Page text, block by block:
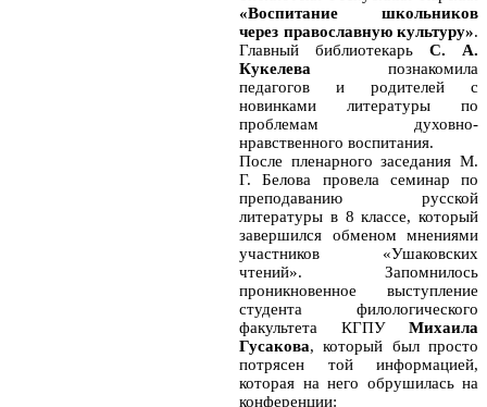
«Воспитание школьников
через православную культуру».
Главный библиотекарь С. А.
Кукелева познакомила
педагогов и родителей с
новинками литературы по
проблемам духовно-
нравственного воспитания.
После пленарного заседания М.
Г. Белова провела семинар по
преподаванию русской
литературы в 8 классе, который
завершился обменом мнениями
участников «Ушаковских
чтений». Запомнилось
проникновенное выступление
студента филологического
факультета КГПУ Михаила
Гусакова, который был просто
потрясен той информацией,
которая на него обрушилась на
конференции: